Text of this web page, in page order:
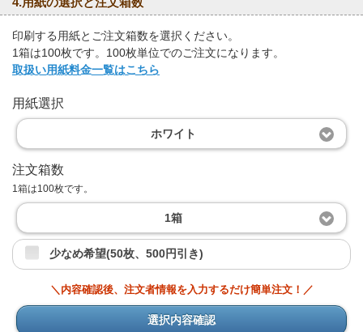
4.用紙の選択と注文箱数
印刷する用紙とご注文箱数を選択ください。
1箱は100枚です。100枚単位でのご注文になります。
取扱い用紙料金一覧はこちら
用紙選択
ホワイト
注文箱数
1箱は100枚です。
1箱
少なめ希望(50枚、500円引き)
＼内容確認後、注文者情報を入力するだけ簡単注文！／
選択内容確認